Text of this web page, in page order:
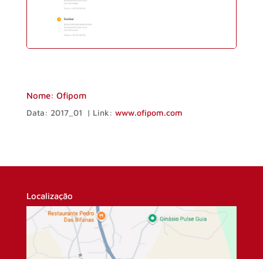
Nome: Ofipom
Data: 2017_01 | Link: www.ofipom.com
Localização